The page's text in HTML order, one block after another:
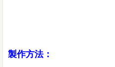
製作方法：